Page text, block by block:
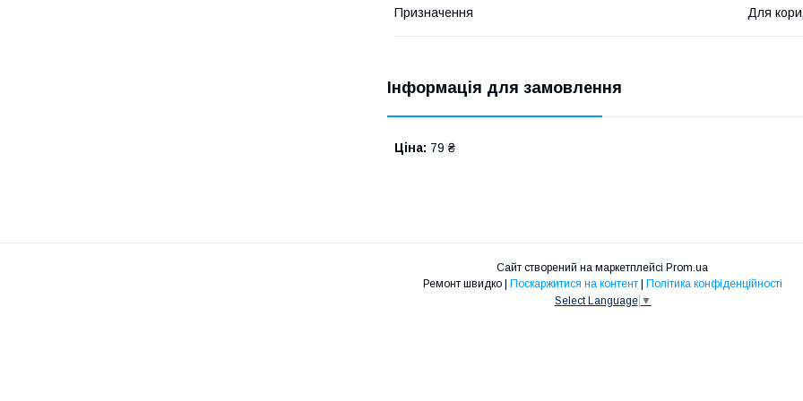
Призначення Для
Інформація для замовлення
Ціна: 79 ₴
Сайт створений на маркетплейсі Prom.ua
Ремонт швидко | Поскаржитися на контент | Політика конфіденційності
Select Language ▼